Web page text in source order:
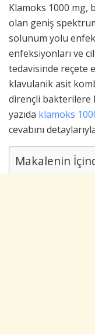
Klamoks 1000 mg,
olan geniş
solunum yolu
enfeksiyonları ve
tedavisinde reçete
klavulanik asit
dirençli bakterilere
yazıda klamoks
cevabını
Makalenin